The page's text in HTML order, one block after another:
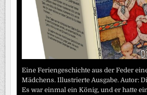
Eine Feriengeschichte aus der Feder
Mädchens. Illustrierte Ausgabe. Autor:
Es war einmal ein König, und er hatte